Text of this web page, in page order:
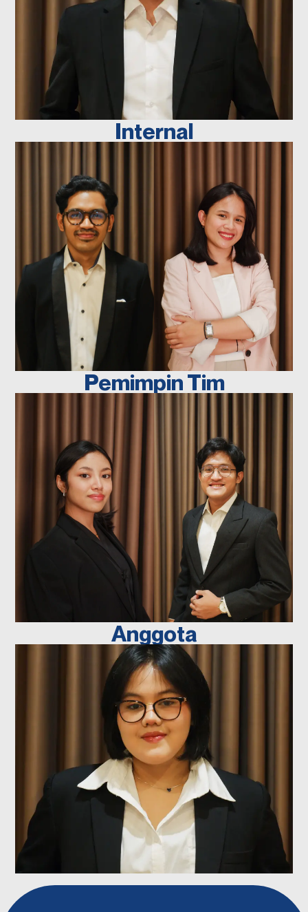
BAYU SATRIA
Direktur Eksekutif
Internal
AKHMAD
SYAUQI
Sekretaris
FADILLA
EMBUN
Manajer
Operasional
Pemimpin Tim
VANISYA
QUANTI
SALMAN
AL
FATHAN
Ketua Divisi Riset
Anggota
SITI FATHONAH